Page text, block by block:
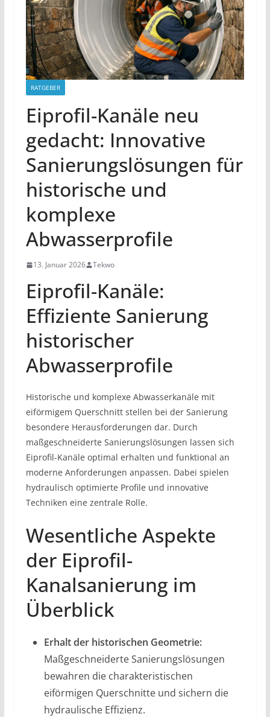
RATGEBER
Eiprofil-Kanäle neu
gedacht: Innovative
Sanierungslösungen für
historische und
komplexe
Abwasserprofile
13. Januar 2026 Tekwo
Eiprofil-Kanäle:
Effiziente Sanierung
historischer
Abwasserprofile
Historische und komplexe Abwasserkanäle mit
eiförmigem Querschnitt stellen bei der Sanierung
besondere Herausforderungen dar. Durch
maßgeschneiderte Sanierungslösungen lassen sich
Eiprofil-Kanäle optimal erhalten und funktional an
moderne Anforderungen anpassen. Dabei spielen
hydraulisch optimierte Profile und innovative
Techniken eine zentrale Rolle.
Wesentliche Aspekte
der Eiprofil-
Kanalsanierung im
Überblick
Erhalt der historischen Geometrie:
Maßgeschneiderte Sanierungslösungen
bewahren die charakteristischen
eiförmigen Querschnitte und sichern die
hydraulische Effizienz.